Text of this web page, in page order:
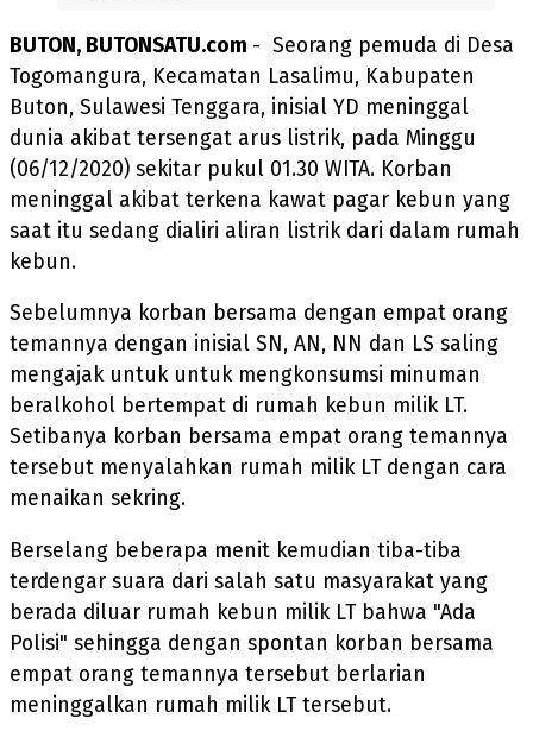
BUTON, BUTONSATU.com - Seorang pemuda di Desa
Togomangura, Kecamatan Lasalimu, Kabupaten
Buton, Sulawesi Tenggara, inisial YD meninggal
dunia akibat tersengat arus listrik, pada Minggu
(06/12/2020) sekitar pukul 01.30 WITA. Korban
meninggal akibat terkena kawat pagar kebun yang
saat itu sedang dialiri aliran listrik dari dalam rumah
kebun.
Sebelumnya korban bersama dengan empat orang
temannya dengan inisial SN, AN, NN dan LS saling
mengajak untuk untuk mengkonsumsi minuman
beralkohol bertempat di rumah kebun milik LT.
Setibanya korban bersama empat orang temannya
tersebut menyalahkan rumah milik LT dengan cara
menaikan sekring.
Berselang beberapa menit kemudian tiba-tiba
terdengar suara dari salah satu masyarakat yang
berada diluar rumah kebun milik LT bahwa "Ada
Polisi" sehingga dengan spontan korban bersama
empat orang temannya tersebut berlarian
meninggalkan rumah milik LT tersebut.